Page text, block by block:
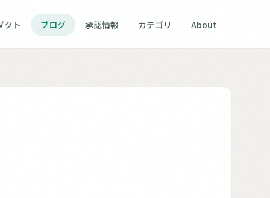
クト ブログ 承認情報 カテゴリ About